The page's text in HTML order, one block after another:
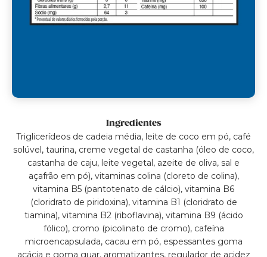
Ingredientes
Triglicerídeos de cadeia média, leite de coco em pó, café
solúvel, taurina, creme vegetal de castanha (óleo de coco,
castanha de caju, leite vegetal, azeite de oliva, sal e
açafrão em pó), vitaminas colina (cloreto de colina),
vitamina B5 (pantotenato de cálcio), vitamina B6
(cloridrato de piridoxina), vitamina B1 (cloridrato de
tiamina), vitamina B2 (riboflavina), vitamina B9 (ácido
fólico), cromo (picolinato de cromo), cafeína
microencapsulada, cacau em pó, espessantes goma